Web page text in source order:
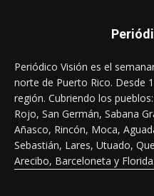
Periódico Visión es el
norte de Puerto Rico. Desde
región. Cubriendo los
Rojo, San Germán, Sabana
Añasco, Rincón, Moca,
Sebastián, Lares, Utuado,
Arecibo, Barceloneta y Florida.